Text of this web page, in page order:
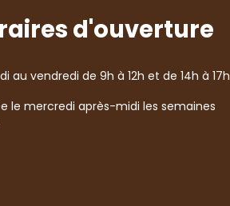
d'ouverture
au vendredi de 9h à 12h et de 14h à 17h
le mercredi après-midi les semaines